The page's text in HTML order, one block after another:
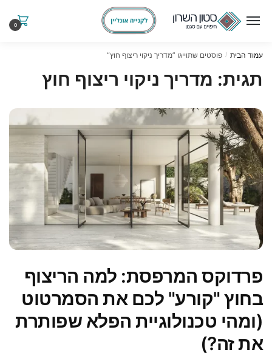
0
עמוד הבית / פוסטים שתוייגו ”מדריך ניקוי ריצוף חוץ“
תגית: מדריך ניקוי ריצוף חוץ
פרדוקס המרפסת: למה הריצוף
בחוץ "קורע" לכם את הסמרטוט
(ומהי טכנולוגיית הפלא שפותרת
את זה?)